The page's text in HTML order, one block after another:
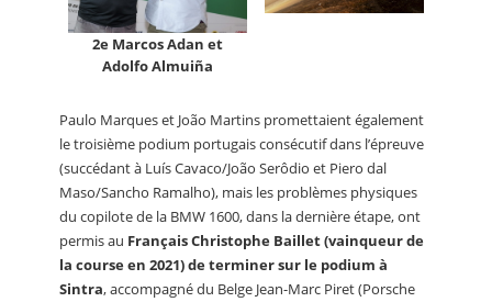
2e Marcos Adan et
Adolfo Almuiña
Paulo Marques et João Martins promettaient également
le troisième podium portugais consécutif dans l’épreuve
(succédant à Luís Cavaco/João Serôdio et Piero dal
Maso/Sancho Ramalho), mais les problèmes physiques
du copilote de la BMW 1600, dans la dernière étape, ont
permis au Français Christophe Baillet (vainqueur de
la course en 2021) de terminer sur le podium à
Sintra, accompagné du Belge Jean-Marc Piret (Porsche